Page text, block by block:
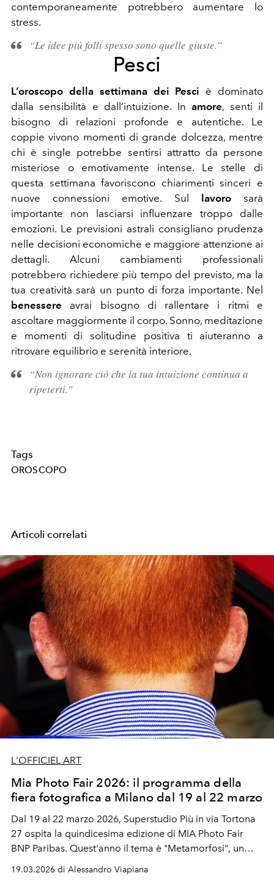
contemporaneamente potrebbero aumentare lo
stress.
“Le idee più folli spesso sono quelle giuste.”
Pesci
L’oroscopo della settimana dei Pesci è dominato
dalla sensibilità e dall’intuizione. Inamore, senti il
bisogno di relazioni profonde e autentiche. Le
coppie vivono momenti di grande dolcezza, mentre
chi è single potrebbe sentirsi attratto da persone
misteriose o emotivamente intense. Le stelle di
questa settimana favoriscono chiarimenti sinceri e
nuove connessioni emotive. Sul
lavorosarà
importante non lasciarsi influenzare troppo dalle
emozioni. Le previsioni astrali consigliano prudenza
nelle decisioni economiche e maggiore attenzione ai
dettagli. Alcuni cambiamenti professionali
potrebbero richiedere più tempo del previsto, ma la
tua creatività sarà un punto di forza importante. Nel
benessere avrai bisogno di rallentare i ritmi e
ascoltare maggiormente il corpo. Sonno, meditazione
e momenti di solitudine positiva ti aiuteranno a
ritrovare equilibrio e serenità interiore.
“Non ignorare ciò che la tua intuizione continua a
ripeterti.”
Tags
OROSCOPO
Articoli correlati
L'OFFICIEL ART
Mia Photo Fair 2026: il programma della
fiera fotografica a Milano dal 19 al 22 marzo
Dal 19 al 22 marzo 2026, Superstudio Più in via Tortona
27 ospita la quindicesima edizione di MIA Photo Fair
BNP Paribas. Quest'anno il tema è "Metamorfosi", un
fotografico e del suo mercato.
19.03.2026 di Alessandro Viapiana